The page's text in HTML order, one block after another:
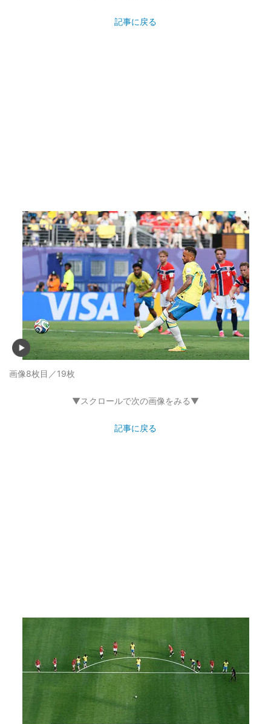
記事に戻る
画像8枚目／19枚
▼スクロールで次の画像をみる▼
記事に戻る